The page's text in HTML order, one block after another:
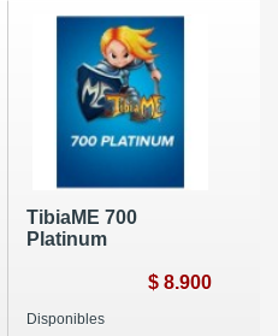
TibiaME 700
Platinum
$ 8.900
Disponibles